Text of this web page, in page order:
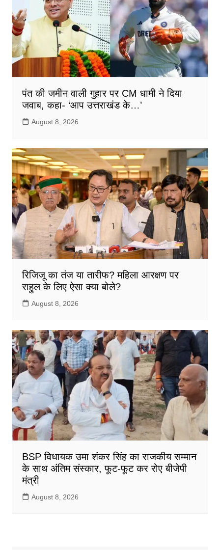
पंत की जमीन वाली गुहार पर CM धामी ने दिया
जवाब, कहा- ‘आप उत्तराखंड के…’
August 8, 2026
रिजिजू का तंज या तारीफ? महिला आरक्षण पर
राहुल के लिए ऐसा क्या बोले?
August 8, 2026
BSP विधायक उमा शंकर सिंह का राजकीय सम्मान
के साथ अंतिम संस्कार, फूट-फूट कर रोए बीजेपी
मंत्री
August 8, 2026